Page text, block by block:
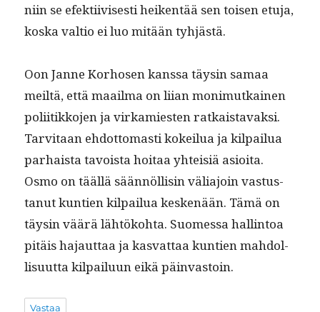
niin se efek­ti­ivis­es­ti heiken­tää sen toisen etu­ja,
kos­ka val­tio ei luo mitään tyhjästä.
Oon Janne Korho­sen kanssa täysin samaa
meiltä, että maail­ma on liian mon­imutkainen
poli­itikko­jen ja virkami­esten ratkaistavak­si.
Tarvi­taan ehdot­tomasti kokeilua ja kil­pailua
parhaista tavoista hoitaa yhteisiä asioi­ta.
Osmo on tääl­lä sään­nöl­lisin väli­a­join vas­tus­
tanut kun­tien kil­pailua keskenään. Tämä on
täysin väärä lähtöko­h­ta. Suomes­sa hallintoa
pitäis hajaut­taa ja kas­vat­taa kun­tien mah­dol­
lisu­ut­ta kil­pailu­un eikä päinvastoin.
Vastaa